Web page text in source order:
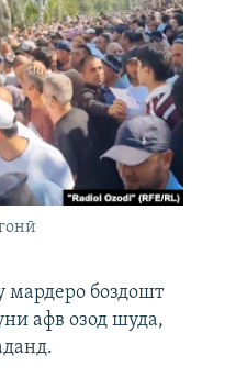
мардеро боздошт
афв озод шуда,